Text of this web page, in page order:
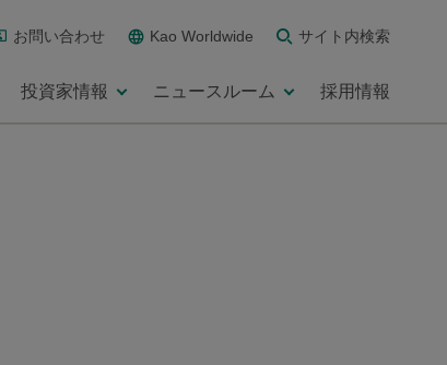
お問い合わせ Kao Worldwide サイト内検索
投資家情報 ニュースルーム 採用情報